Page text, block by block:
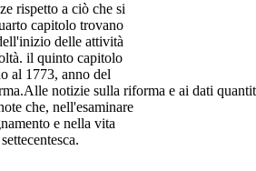
rispetto a ciò che si
capitolo trovano
delle attività
il quinto capitolo
al 1773, anno del
notizie sulla riforma e ai dati
che, nell'esaminare
e nella vita